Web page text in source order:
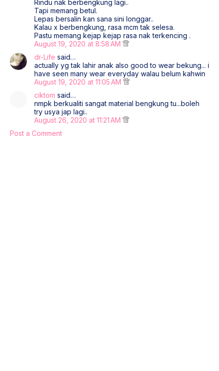
Rindu nak berbengkung lagi..
Tapi memang betul.
Lepas bersalin kan sana sini longgar..
Kalau x berbengkung, rasa mcm tak selesa.
Pastu memang kejap kejap rasa nak terkencing .
August 19, 2020 at 8:58 AM
dr-Life said…
actually yg tak lahir anak also good to wear bekung... i
have seen many wear everyday walau belum kahwin
August 19, 2020 at 11:05 AM
ciktom said…
nmpk berkualiti sangat material bengkung tu...boleh
try usya jap lagi..
August 26, 2020 at 11:21 AM
Post a Comment